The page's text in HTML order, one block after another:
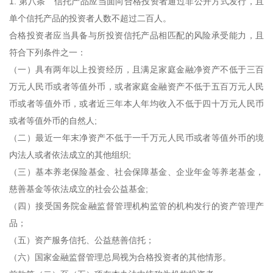
单个信托产品的投资者人数不超过二百人。
合格投资者应当具备与所投资信托产品相匹配的风险承受能力，且
符合下列条件之一：
（一）具有两年以上投资经历，且满足家庭金融净资产不低于三百
万元人民币或者等值外币，或者家庭金融资产不低于五百万元人民
币或者等值外币，或者近三年本人年均收入不低于四十万元人民币
或者等值外币的自然人;
（二）最近一年末净资产不低于一千万元人民币或者等值外币的境
内法人或者依法成立的其他组织;
（三）基本养老保险基金、社会保障基金、企业年金等养老基金，
慈善基金等依法成立的社会公益基金;
（四）接受国务院金融监督管理机构监管的机构发行的资产管理产
品；
（五）资产服务信托、公益慈善信托；
（六）国家金融监督管理总局视为合格投资者的其他情形。